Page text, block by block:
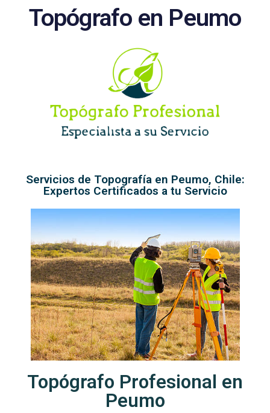
Topógrafo en Peumo
Servicios de Topografía en Peumo, Chile:
Expertos Certificados a tu Servicio
Topógrafo Profesional en
Peumo